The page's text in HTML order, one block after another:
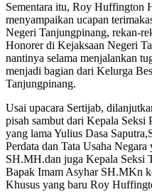
Sementara itu, Roy Huffington
menyampaikan ucapan
Negeri Tanjungpinang, rekan-
Honorer di Kejaksaan Negeri
nantinya selama menjalankan
menjadi bagian dari Kelurga
Tanjungpinang.
Usai upacara Sertijab,
pisah sambut dari Kepala Seksi
yang lama Yulius Dasa
Perdata dan Tata Usaha
SH.MH.dan juga Kepala Seksi
Bapak Imam Asyhar SH.MKn
Khusus yang baru Roy